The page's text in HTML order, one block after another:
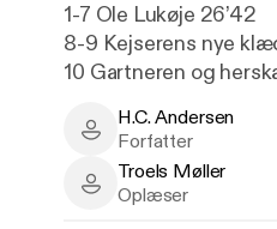
1-7 Ole Lukøje 26’42
8-9 Kejserens nye klæder 10’40
H.C. Andersen - Author
H.C. Andersen
Forfatter
Troels Møller - Narrator
Troels Møller
Oplæser